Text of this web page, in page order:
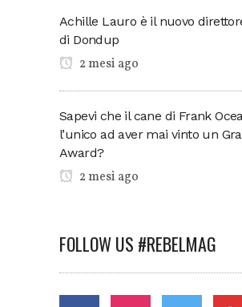
Achille Lauro è il nuovo
di Dondup
2 mesi ago
Sapevi che il cane di Frank
l’unico ad aver mai vinto un
Award?
2 mesi ago
FOLLOW US #REBELMAG